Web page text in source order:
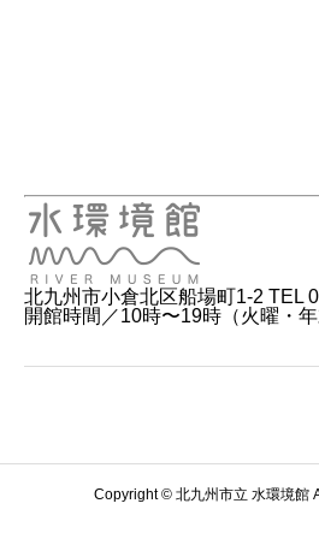
北九州市小倉北区船場町1-2 TEL
開館時間／10時〜19時（火曜・年
Copyright © 北九州市立 水環境館